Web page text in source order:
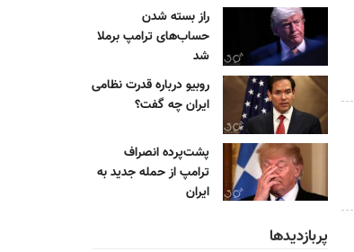
راز بسته شدن
حساب‌های ترامپ برملا
شد
روبیو درباره قدرت نظامی
ایران چه گفت؟
پشت‌پرده انصراف
ترامپ از حمله جدید به
ایران
پربازدیدها